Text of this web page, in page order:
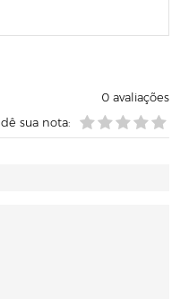
0avaliações
dê sua nota: